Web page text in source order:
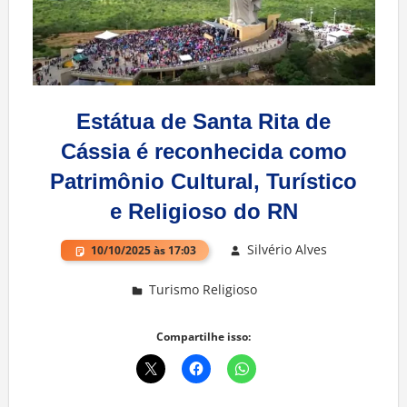
Estátua de Santa Rita de
Cássia é reconhecida como
Patrimônio Cultural, Turístico
e Religioso do RN
10/10/2025 às 17:03 Silvério Alves
Turismo Religioso
Compartilhe isso: